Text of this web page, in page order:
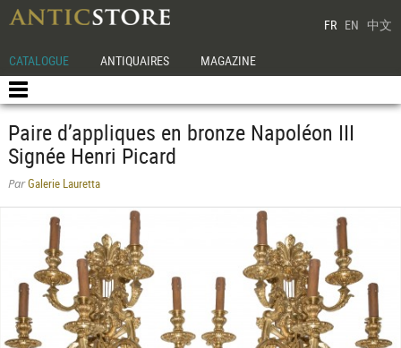
FR EN 中文
CATALOGUE ANTIQUAIRES MAGAZINE
Paire d’appliques en bronze Napoléon III
Signée Henri Picard
ParGalerie Lauretta